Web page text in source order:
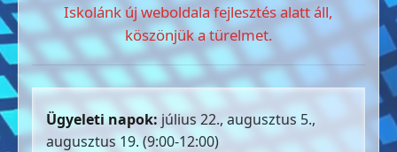
Iskolánk új weboldala fejlesztés alatt áll,
köszönjük a türelmet.
Ügyeleti napok: július 22., augusztus 5.,
augusztus 19. (9:00-12:00)